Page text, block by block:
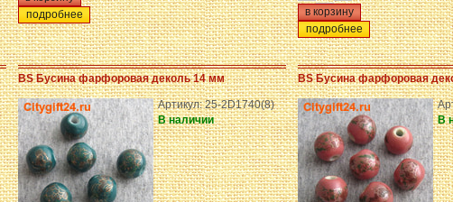
подробнее
подробнее
BS Бусина фарфоровая деколь 14 мм
Артикул: 25-2D1740(8)
В наличии
BS Бусина фарфоровая
В